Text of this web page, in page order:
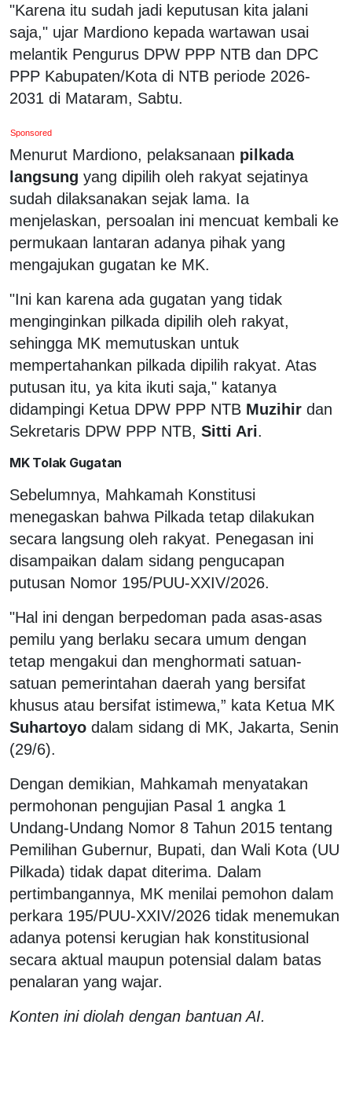
"Karena itu sudah jadi keputusan kita jalani
saja," ujar Mardiono kepada wartawan usai
melantik Pengurus DPW PPP NTB dan DPC
PPP Kabupaten/Kota di NTB periode 2026-
2031 di Mataram, Sabtu.
Sponsored
Menurut Mardiono, pelaksanaan pilkada
langsung yang dipilih oleh rakyat sejatinya
sudah dilaksanakan sejak lama. Ia
menjelaskan, persoalan ini mencuat kembali ke
permukaan lantaran adanya pihak yang
mengajukan gugatan ke MK.
"Ini kan karena ada gugatan yang tidak
menginginkan pilkada dipilih oleh rakyat,
sehingga MK memutuskan untuk
mempertahankan pilkada dipilih rakyat. Atas
putusan itu, ya kita ikuti saja," katanya
didampingi Ketua DPW PPP NTB Muzihir dan
Sekretaris DPW PPP NTB, Sitti Ari.
MK Tolak Gugatan
Sebelumnya, Mahkamah Konstitusi
menegaskan bahwa Pilkada tetap dilakukan
secara langsung oleh rakyat. Penegasan ini
disampaikan dalam sidang pengucapan
putusan Nomor 195/PUU-XXIV/2026.
"Hal ini dengan berpedoman pada asas-asas
pemilu yang berlaku secara umum dengan
tetap mengakui dan menghormati satuan-
satuan pemerintahan daerah yang bersifat
khusus atau bersifat istimewa,” kata Ketua MK
Suhartoyo dalam sidang di MK, Jakarta, Senin
(29/6).
Dengan demikian, Mahkamah menyatakan
permohonan pengujian Pasal 1 angka 1
Undang-Undang Nomor 8 Tahun 2015 tentang
Pemilihan Gubernur, Bupati, dan Wali Kota (UU
Pilkada) tidak dapat diterima. Dalam
pertimbangannya, MK menilai pemohon dalam
perkara 195/PUU-XXIV/2026 tidak menemukan
adanya potensi kerugian hak konstitusional
secara aktual maupun potensial dalam batas
penalaran yang wajar.
Konten ini diolah dengan bantuan AI.